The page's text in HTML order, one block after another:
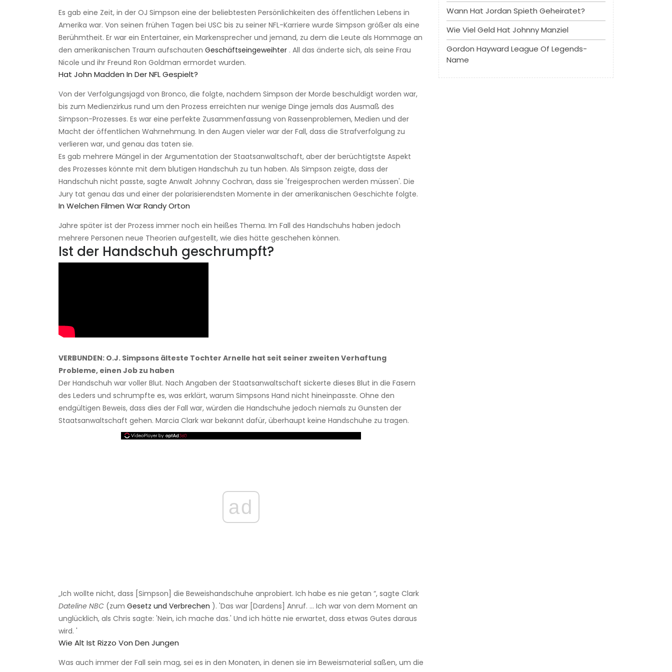
Es gab eine Zeit, in der OJ Simpson eine der beliebtesten Persönlichkeiten des öffentlichen Lebens in
Amerika war. Von seinen frühen Tagen bei USC bis zu seiner NFL-Karriere wurde Simpson größer als eine
Berühmtheit. Er war ein Entertainer, ein Markensprecher und jemand, zu dem die Leute als Hommage an
den amerikanischen Traum aufschauten Geschäftseingeweihter . All das änderte sich, als seine Frau
Nicole und ihr Freund Ron Goldman ermordet wurden.
Hat John Madden In Der NFL Gespielt?
Von der Verfolgungsjagd von Bronco, die folgte, nachdem Simpson der Morde beschuldigt worden war,
bis zum Medienzirkus rund um den Prozess erreichten nur wenige Dinge jemals das Ausmaß des
Simpson-Prozesses. Es war eine perfekte Zusammenfassung von Rassenproblemen, Medien und der
Macht der öffentlichen Wahrnehmung. In den Augen vieler war der Fall, dass die Strafverfolgung zu
verlieren war, und genau das taten sie.
Es gab mehrere Mängel in der Argumentation der Staatsanwaltschaft, aber der berüchtigtste Aspekt
des Prozesses könnte mit dem blutigen Handschuh zu tun haben. Als Simpson zeigte, dass der
Handschuh nicht passte, sagte Anwalt Johnny Cochran, dass sie 'freigesprochen werden müssen'. Die
Jury tat genau das und einer der polarisierendsten Momente in der amerikanischen Geschichte folgte.
In Welchen Filmen War Randy Orton
Jahre später ist der Prozess immer noch ein heißes Thema. Im Fall des Handschuhs haben jedoch
mehrere Personen neue Theorien aufgestellt, wie dies hätte geschehen können.
Ist der Handschuh geschrumpft?
VERBUNDEN: O.J. Simpsons älteste Tochter Arnelle hat seit seiner zweiten Verhaftung
Probleme, einen Job zu haben
Der Handschuh war voller Blut. Nach Angaben der Staatsanwaltschaft sickerte dieses Blut in die Fasern
des Leders und schrumpfte es, was erklärt, warum Simpsons Hand nicht hineinpasste. Ohne den
endgültigen Beweis, dass dies der Fall war, würden die Handschuhe jedoch niemals zu Gunsten der
Staatsanwaltschaft gehen. Marcia Clark war bekannt dafür, überhaupt keine Handschuhe zu tragen.
ad
„Ich wollte nicht, dass [Simpson] die Beweishandschuhe anprobiert. Ich habe es nie getan “, sagte Clark
Dateline NBC (zum Gesetz und Verbrechen ). 'Das war [Dardens] Anruf. ... Ich war von dem Moment an
unglücklich, als Chris sagte: 'Nein, ich mache das.' Und ich hätte nie erwartet, dass etwas Gutes daraus
wird. '
Wie Alt Ist Rizzo Von Den Jungen
Was auch immer der Fall sein mag, sei es in den Monaten, in denen sie im Beweismaterial saßen, um die
Wann Hat Jordan Spieth Geheiratet?
Wie Viel Geld Hat Johnny Manziel
Gordon Hayward League Of Legends-
Name